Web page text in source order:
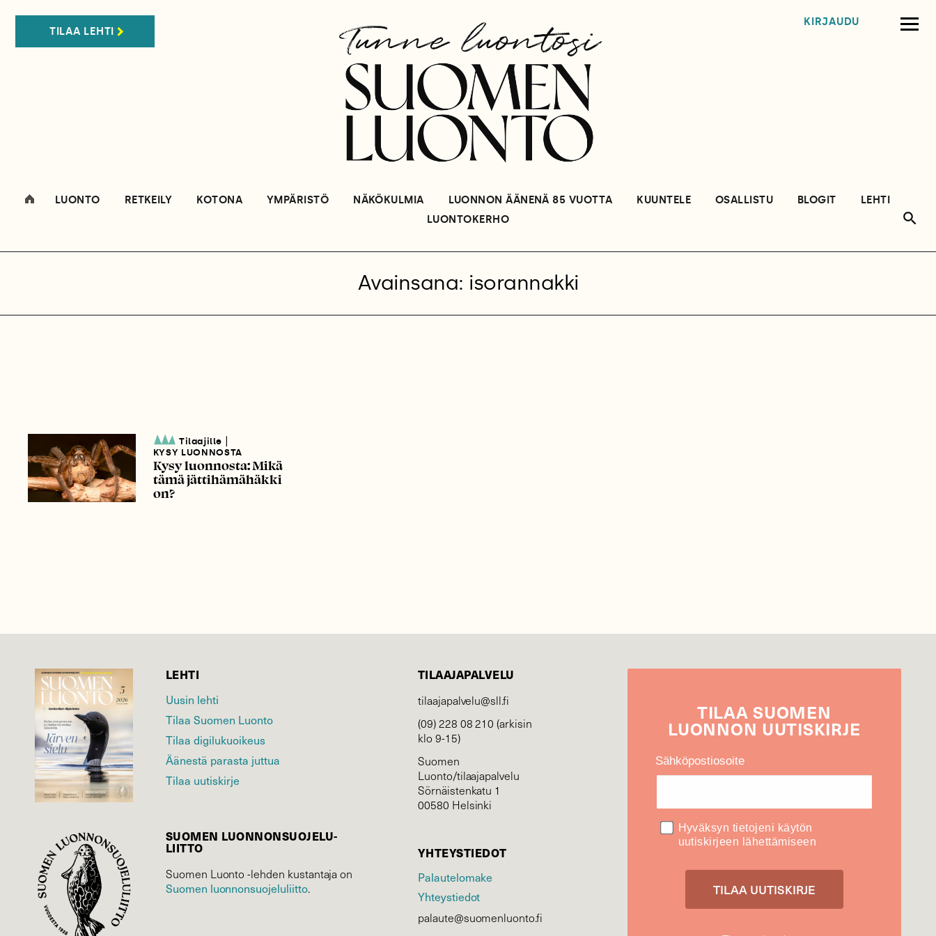
TILAA LEHTI
KIRJAUDU
LUONTO RETKEILY KOTONA YMPÄRISTÖ NÄKÖKULMIA LUONNON ÄÄNENÄ 85 VUOTTA KUUNTELE OSALLISTU BLOGIT
LEHTI
LUONTOKERHO
Avainsana: isorannakki
Tilaajille
KYSY LUONNOSTA
Kysy luonnosta: Mikä
tämä jättihämähäkki
on?
LEHTI
Uusin lehti
Tilaa Suomen Luonto
Tilaa digilukuoikeus
Äänestä parasta juttua
Tilaa uutiskirje
SUOMEN LUONNON­SUOJELU­
LIITTO
Suomen Luonto -lehden kustantaja on
Suomen luonnonsuojelu­liitto.
TILAAJAPALVELU
tilaajapalvelu@sll.fi
(09) 228 08 210 (arkisin
klo 9-15)
Suomen
Luonto/tilaajapalvelu
Sörnäistenkatu 1
00580 Helsinki
YHTEYSTIEDOT
Palautelomake
Yhteystiedot
palaute@suomenluonto.fi
TILAASUOMEN
LUONNON UUTIS­KIRJE
Sähköpostiosoite
Hyväksyn tietojeni käytön
uutiskirjeen lähettämiseen